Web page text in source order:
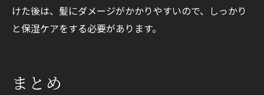
けた後は、髪にダメージがかかりやすいので、しっかり
と保湿ケアをする必要があります。
まとめ